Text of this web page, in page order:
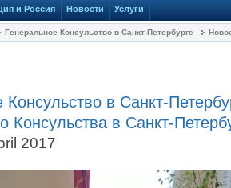
и Россия Новости Услуги
Генеральное Консульство в Санкт-Петербурге
Консульство в Санкт-
Консульства в Санкт-
2017